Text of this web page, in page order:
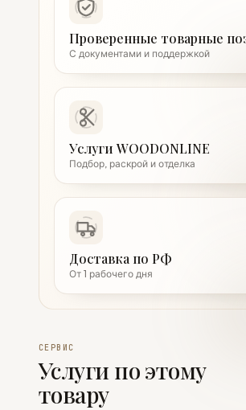
Проверенные товарные
С документами и поддержкой
Услуги WOODONLINE
Подбор, раскрой и отделка
Доставка по РФ
От 1 рабочего дня
СЕРВИС
Услуги по этому
товару